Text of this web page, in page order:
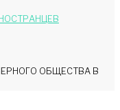
ОБЩЕСТВА В